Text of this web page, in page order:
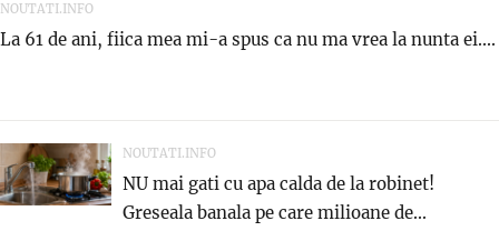
NOUTATI.INFO
La 61 de ani, fiica mea mi-a spus ca nu ma vrea la nunta ei....
NOUTATI.INFO
NU mai gati cu apa calda de la robinet!
Greseala banala pe care milioane de...